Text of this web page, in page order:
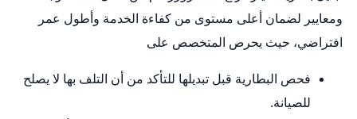
ومعايير لضمان أعلى مستوى من كفاءة الخدمة وأطول عمر
افتراضي، حيث يحرص المتخصص على
فحص البطارية قبل تبديلها للتأكد من أن التلف بها لا يصلح
للصيانة.